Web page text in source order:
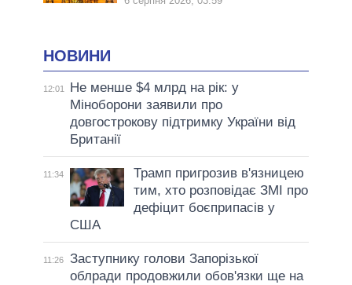
НОВИНИ
12:01
Не менше $4 млрд на рік: у
Міноборони заявили про
довгострокову підтримку України від
Британії
11:34
Трамп пригрозив в'язницею
тим, хто розповідає ЗМІ про
дефіцит боєприпасів у
США
11:26
Заступнику голови Запорізької
облради продовжили обов'язки ще на